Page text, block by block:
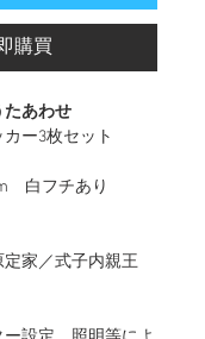
購買
たあわせ
ー3枚セット
白フチあり
家／式子内親王